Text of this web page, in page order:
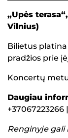
„Upės
Vilnius)
Bilietus platina
pradžios prie
Koncertų
Daugiau
+37067223266
Renginyje